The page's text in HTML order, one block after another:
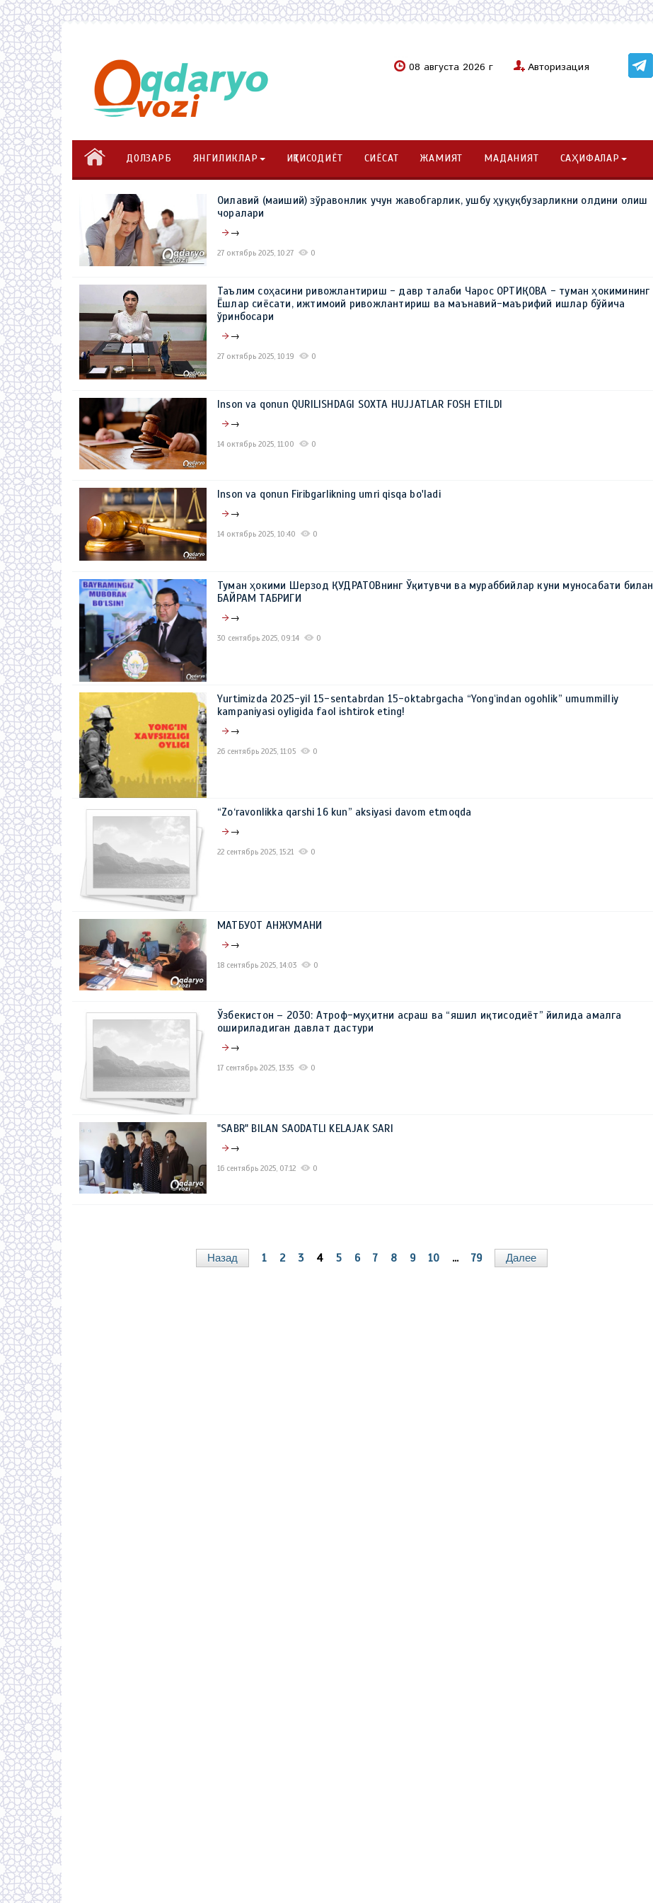
08 августа 2026 г Авторизация
ДОЛЗАРБ ЯНГИЛИКЛАР ИҚТИСОДИЁТ СИЁСАТ ЖАМИЯТ МАДАНИЯТ САҲИФАЛАР
Оилавий (маиший) зўравонлик учун жавобгарлик, ушбу ҳуқуқбузарликни олдини олиш
чоралари
→
27 октябрь 2025, 10:27 0
Таълим соҳасини ривожлантириш - давр талаби Чарос ОРТИҚОВА - туман ҳокимининг
Ёшлар сиёсати, ижтимоий ривожлантириш ва маънавий-маърифий ишлар бўйича
ўринбосари
→
27 октябрь 2025, 10:19 0
Inson va qonun QURILISHDAGI SOXTA HUJJATLAR FOSH ETILDI
→
14 октябрь 2025, 11:00 0
Inson va qonun Firibgarlikning umri qisqa bo'ladi
→
14 октябрь 2025, 10:40 0
Туман ҳокими Шерзод ҚУДРАТОВнинг Ўқитувчи ва мураббийлар куни муносабати билан
БАЙРАМ ТАБРИГИ
→
30 сентябрь 2025, 09:14 0
Yurtimizda 2025-yil 15-sentabrdan 15-oktabrgacha “Yongʻindan ogohlik” umummilliy
kampaniyasi oyligida faol ishtirok eting!
→
26 сентябрь 2025, 11:05 0
“Zo‘ravonlikka qarshi 16 kun” aksiyasi davom etmoqda
→
22 сентябрь 2025, 15:21 0
МАТБУОТ АНЖУМАНИ
→
18 сентябрь 2025, 14:03 0
Ўзбекистон – 2030: Атроф-муҳитни асраш ва “яшил иқтисодиёт” йилида амалга
ошириладиган давлат дастури
→
17 сентябрь 2025, 13:35 0
"SABR" BILAN SAODATLI KELAJAK SARI
→
16 сентябрь 2025, 07:12 0
Назад 1 2 3 4 5 6 7 8 9 10 ... 79 Далее